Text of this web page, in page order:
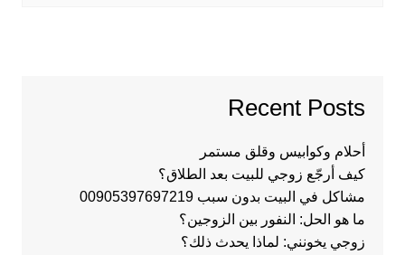
Recent Posts
أحلام وكوابيس وقلق مستمر
كيف أرجّع زوجي للبيت بعد الطلاق؟
مشاكل في البيت بدون سبب 00905397697219
ما هو الحل: النفور بين الزوجين؟
زوجي يخونني: لماذا يحدث ذلك؟